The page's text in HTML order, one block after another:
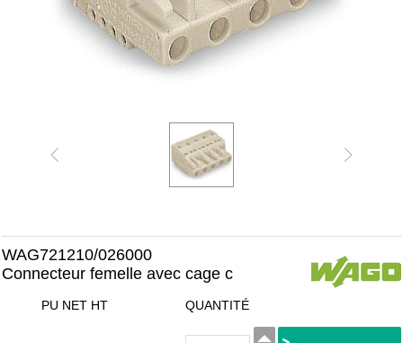
WAG721210/026000
Connecteur femelle avec cage c
PU NET HT QUANTITÉ